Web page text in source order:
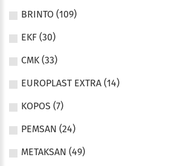
BRINTO (109)
EKF (30)
CMK (33)
EUROPLAST EXTRA (14)
KOPOS (7)
PEMSAN (24)
METAKSAN (49)